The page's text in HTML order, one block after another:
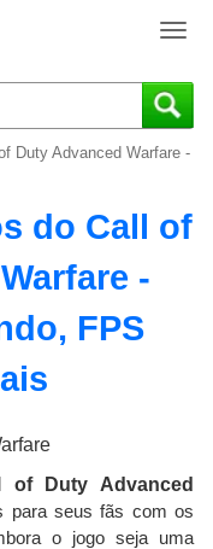
T
g
g
a
v
Duty Advanced Warfare -
do Call of
-
FPS
of Duty Advanced
para seus fãs com os
o jogo seja uma